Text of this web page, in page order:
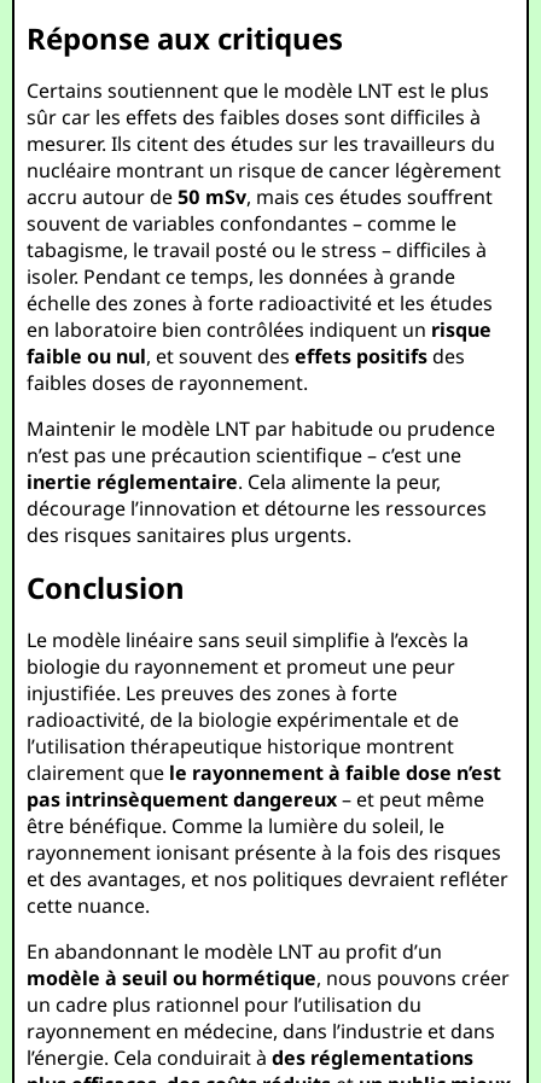
Réponse aux critiques
Certains soutiennent que le modèle LNT est le plus
sûr car les effets des faibles doses sont difficiles à
mesurer. Ils citent des études sur les travailleurs du
nucléaire montrant un risque de cancer légèrement
accru autour de50 mSv, mais ces études souffrent
souvent de variables confondantes – comme le
tabagisme, le travail posté ou le stress – difficiles à
isoler. Pendant ce temps, les données à grande
échelle des zones à forte radioactivité et les études
en laboratoire bien contrôlées indiquent un risque
faible ou nul, et souvent deseffets positifsdes
faibles doses de rayonnement.
Maintenir le modèle LNT par habitude ou prudence
n’est pas une précaution scientifique – c’est une
inertie réglementaire. Cela alimente la peur,
décourage l’innovation et détourne les ressources
des risques sanitaires plus urgents.
Conclusion
Le modèle linéaire sans seuil simplifie à l’excès la
biologie du rayonnement et promeut une peur
injustifiée. Les preuves des zones à forte
radioactivité, de la biologie expérimentale et de
l’utilisation thérapeutique historique montrent
clairement que le rayonnement à faible dose n’est
pas intrinsèquement dangereux– et peut même
être bénéfique. Comme la lumière du soleil, le
rayonnement ionisant présente à la fois des risques
et des avantages, et nos politiques devraient refléter
cette nuance.
En abandonnant le modèle LNT au profit d’un
modèle à seuil ou hormétique, nous pouvons créer
un cadre plus rationnel pour l’utilisation du
rayonnement en médecine, dans l’industrie et dans
l’énergie. Cela conduirait àdes réglementations